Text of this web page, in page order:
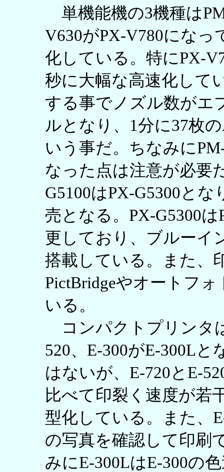
単機能機の3機種は
V630がPX-V780にな
化している。特にPX-
秒に大幅な高速化して
する事でノズル数がエ
ルとなり、1分に37枚
いう事だ。ちなみに
なった点は注意が必要
G5100はPX-G5300と
売となる。PX-G5300
更しており、ブルーイ
搭載している。また、
PictBridgeやオートフ
いる。
コンパクトプリンタ
520、E-300がE-300L
はないが、E-720とE-
比べて印裂く速度が若
型化している。また、
の写真を確認して印刷
みにE-300LはE-300の